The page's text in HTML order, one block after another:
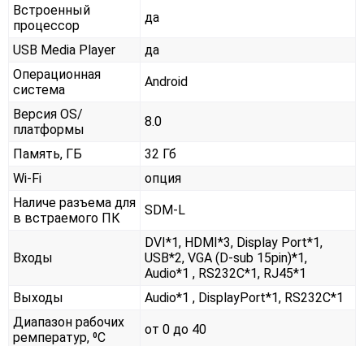
Встроенный
процессор
да
USB Media Player
да
Операционная
система
Android
Версия OS/
платформы
8.0
Память, ГБ
32 Гб
Wi-Fi
опция
Наличе разъема для
в встраемого ПК
SDM-L
Входы
DVI*1, HDMI*3, Display Port*1,
USB*2, VGA (D-sub 15pin)*1,
Audio*1 , RS232С*1, RJ45*1
Выходы
Audio*1 , DisplayPort*1, RS232С*1
Диапазон рабочих
ремператур, ⁰С
от 0 до 40